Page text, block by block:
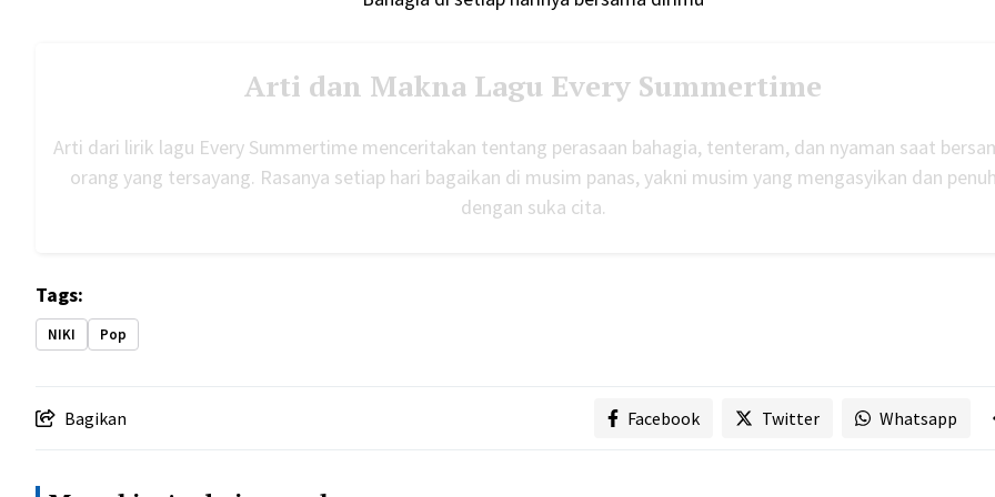
Arti dan Makna Lagu Every Summertime
Arti dari lirik lagu Every Summertime menceritakan tentang perasaan bahagia, tenteram, dan nyaman saat
orang yang tersayang. Rasanya setiap hari bagaikan di musim panas, yakni musim yang mengasyikan dan penuh
dengan suka cita.
Tags:
NIKI Pop
Bagikan Facebook Twitter Whatsapp